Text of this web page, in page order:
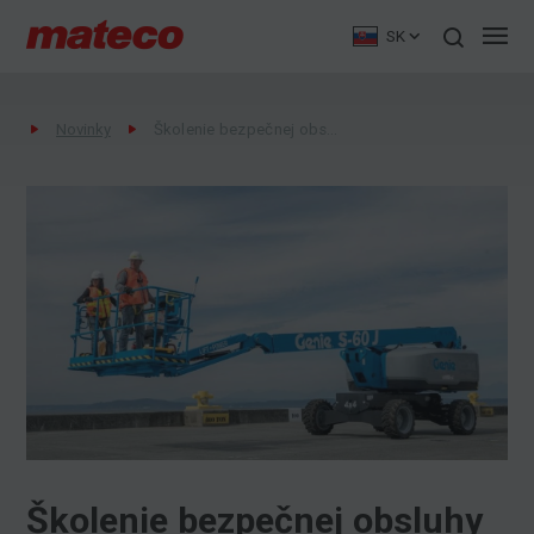
SK
Školenie bezpečnej obsluhy